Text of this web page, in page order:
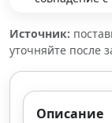
Источник:
уточняйте после
Описание